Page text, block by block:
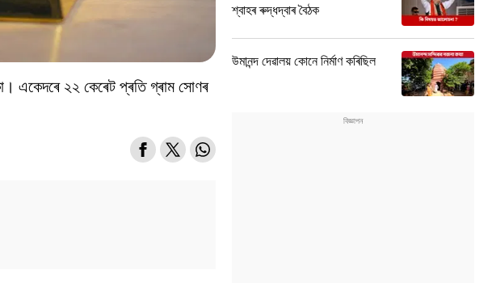
একেদৰে ২২ কেৰেট প্ৰতি গ্ৰাম সোণৰ
শ্বাহৰ ৰুদ্ধদ্বাৰ বৈঠক
উমানন্দ দেৱালয় কোনে নিৰ্মাণ কৰিছিল